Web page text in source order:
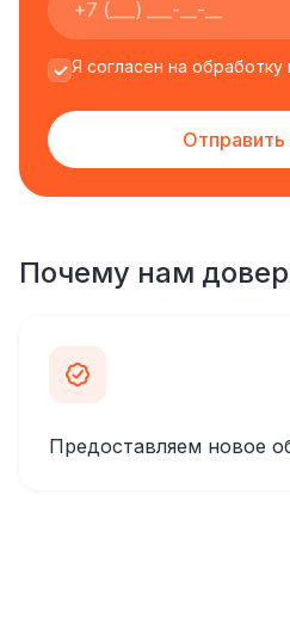
Я согласен на
Отправить
Почему нам
Предоставляем новое